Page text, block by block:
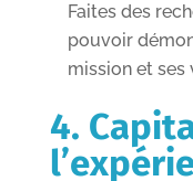
Faites des
pouvoir
mission et ses
4.